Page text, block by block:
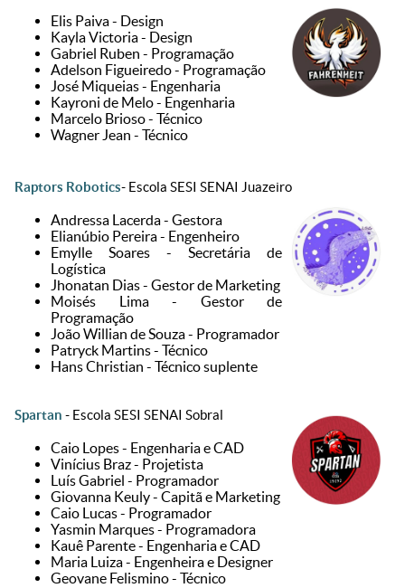
Elis Paiva - Design
Kayla Victoria - Design
Gabriel Ruben - Programação
Adelson Figueiredo - Programação
José Miqueias - Engenharia
Kayroni de Melo - Engenharia
Marcelo Brioso - Técnico
Wagner Jean - Técnico
Raptors Robotics- Escola SESI SENAI Juazeiro
Andressa Lacerda - Gestora
Elianúbio Pereira - Engenheiro
Emylle Soares - Secretária de
Logística
Jhonatan Dias - Gestor de Marketing
Moisés Lima - Gestor de
Programação
João Willian de Souza - Programador
Patryck Martins - Técnico
Hans Christian - Técnico suplente
Spartan - Escola SESI SENAI Sobral
Caio Lopes - Engenharia e CAD
Vinícius Braz - Projetista
Luís Gabriel - Programador
Giovanna Keuly - Capitã e Marketing
Caio Lucas - Programador
⁠Yasmin Marques - Programadora
⁠Kauê Parente - Engenharia e CAD
⁠Maria Luiza - Engenheira e Designer
Geovane Felismino - Técnico